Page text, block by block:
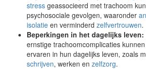
stress geassocieerd met trachoom
psychosociale gevolgen, waaronder
isolatie en verminderd zelfvertrouwen.
Beperkingen in het dagelijks leven:
ernstige trachoomcomplicaties
ervaren in hun dagelijks leven, zoals
schrijven, werken en zelfzorg.